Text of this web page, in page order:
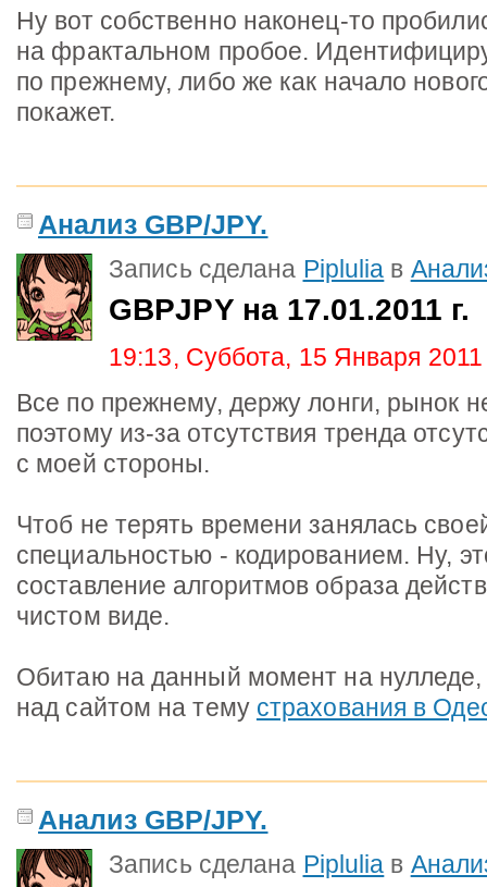
Ну вот собственно наконец-то
на фрактальном пробое.
по прежнему, либо же как начало
покажет.
Анализ GBP/JPY.
Запись сделана Piplulia в
GBPJPY на 17.01.2011 г.
19:13, Суббота, 15 Января 2011
Все по прежнему, держу лонги, рынок
поэтому из-за отсутствия тренда
с моей стороны.
Чтоб не терять времени занялась
специальностью - кодированием. Ну,
составление алгоритмов образа
чистом виде.
Обитаю на данный момент на нулледе,
над сайтом на тему страхования в
Анализ GBP/JPY.
Запись сделана Piplulia в